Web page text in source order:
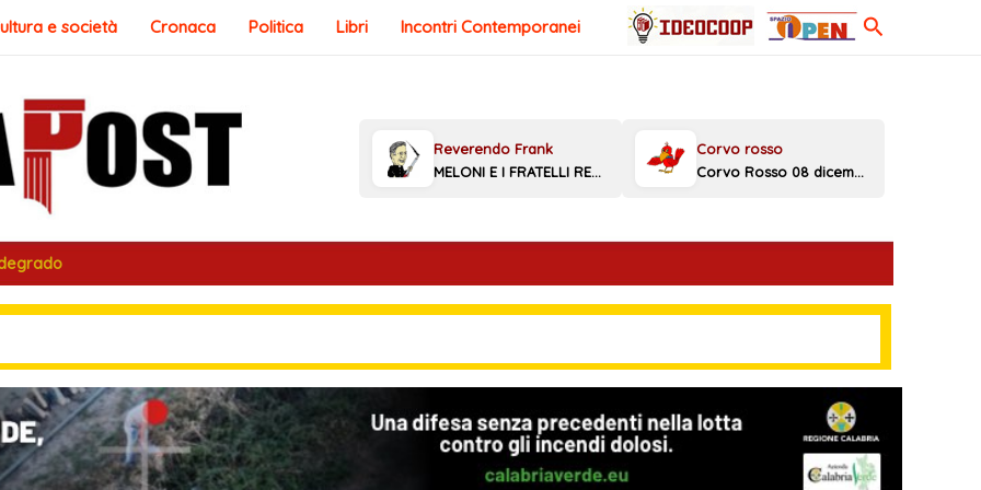
e società Cronaca Politica Libri Incontri Contemporanei Cerca
MELONI E I FRATELLI REGGINI Corvo Rosso 08 dicembre 2025